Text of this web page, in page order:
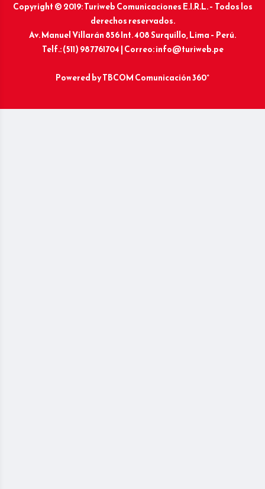
Copyright © 2019: Turiweb Comunicaciones E.I.R.L. – Todos los
derechos reservados.
Av. Manuel Villarán 856 Int. 408 Surquillo, Lima – Perú.
Telf.: (511) 987761704 | Correo: info@turiweb.pe
Powered byTBCOM Comunicación 360°